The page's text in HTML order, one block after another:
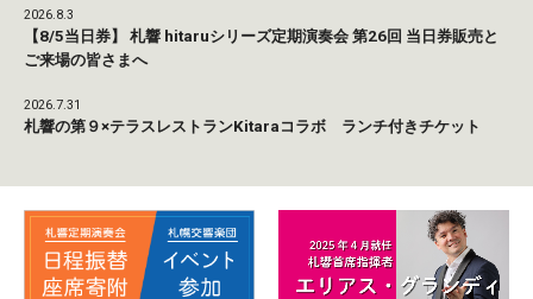
2026.8.3
【8/5当日券】 札響 hitaruシリーズ定期演奏会 第26回 当日券販売と
ご来場の皆さまへ
2026.7.31
札響の第９×テラスレストランKitaraコラボ ランチ付きチケット